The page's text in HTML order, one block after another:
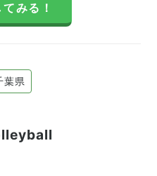
みる！
葉県